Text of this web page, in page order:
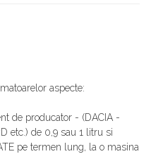
aspecte:
de producator - (DACIA -
etc.) de 0,9 sau 1 litru si
pe termen lung, la o masina